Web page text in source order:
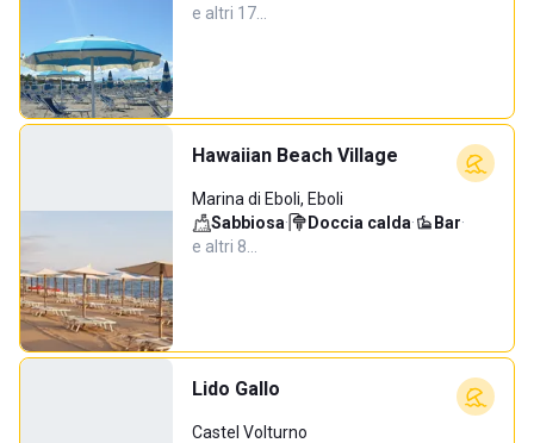
e altri 17…
Hawaiian Beach Village
Marina di Eboli, Eboli
Sabbiosa· Doccia calda· Bar·
e altri 8…
Lido Gallo
Castel Volturno